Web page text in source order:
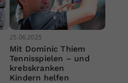
25.06.2025
Mit Dominic Thiem
Tennisspielen – und
krebskranken
Kindern helfen